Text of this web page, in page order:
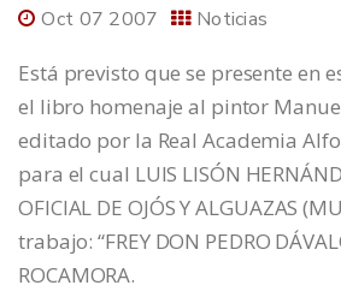
Oct 07 2007 Noticias
Está previsto que se presente en
el libro homenaje al pintor
editado por la Real Academia
para el cual LUIS LISÓN
OFICIAL DE OJÓS Y ALGUAZAS
trabajo: “FREY DON PEDRO
ROCAMORA.